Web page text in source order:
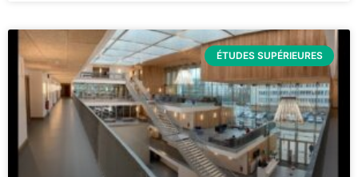
ÉTUDES SUPÉRIEURES